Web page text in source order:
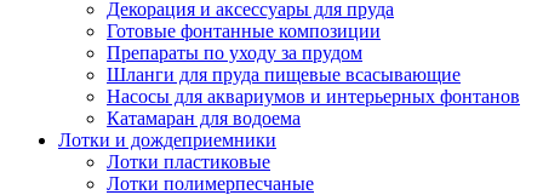
Декорация и аксессуары для пруда
Готовые фонтанные композиции
Препараты по уходу за прудом
Шланги для пруда пищевые всасывающие
Насосы для аквариумов и интерьерных фонтанов
Катамаран для водоема
Лотки и дождеприемники
Лотки пластиковые
Лотки полимерпесчаные